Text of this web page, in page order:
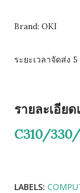
Brand: OKI
ระยะเวลาจัดส่ง 5
รายละเอียด
C310/
LABELS: